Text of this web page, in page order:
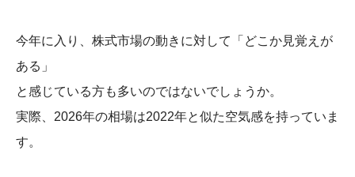
今年に入り、株式市場の動きに対して「どこか見覚えが
ある」
と感じている方も多いのではないでしょうか。
実際、2026年の相場は2022年と似た空気感を持っていま
す。